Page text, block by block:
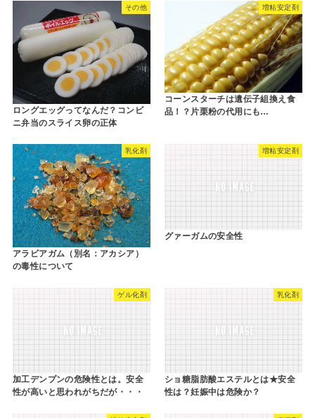
その他
ロングエッグってなんだ？コンビ
ニ弁当のスライス卵の正体
増粘安定剤
コーンスターチは遺伝子組換え食
品！？片栗粉の代用にも…
乳化剤
アラビアガム（別名：アカシア）
の毒性について
増粘安定剤
グァーガムの安全性
ゲル化剤
加工デンプンの危険性とは。安全
性が高いと思われがちだが・・・
乳化剤
ショ糖脂肪酸エステルとは★安全
性は？妊娠中は危険か？